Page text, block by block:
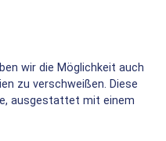
wir die Möglichkeit auch
zu verschweißen. Diese
ausgestattet mit einem